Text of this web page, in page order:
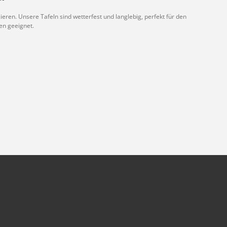
Unsere Tafeln sind wetterfest und langlebig, perfekt für den
geeignet.